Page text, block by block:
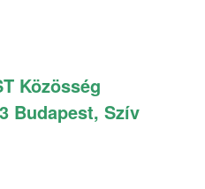
Közösség
Budapest, Szív